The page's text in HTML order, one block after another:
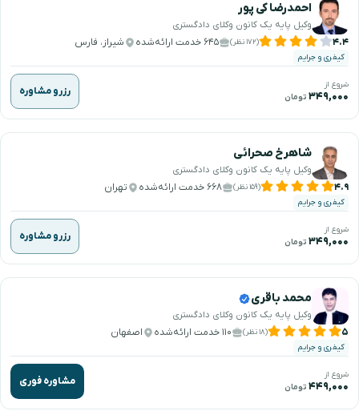
احمدرضا کی پور
وکیل پایه یک کانون وکلای دادگستری
۴.۴ (۱۷۲ نظر) ۶۴۵ خدمت ارائه‌شده شیراز، فارس
کیفری و جرایم
شروع از
۳۴۹,۰۰۰ تومان رزرو مشاوره
شاهرخ صحرائی
وکیل پایه یک کانون وکلای دادگستری
۴.۹ (۱۵۹ نظر) ۶۶۸ خدمت ارائه‌شده تهران
کیفری و جرایم
شروع از
۳۴۹,۰۰۰ تومان رزرو مشاوره
محمد باقری
وکیل پایه یک کانون وکلای دادگستری
۵ (۱۸ نظر) ۱۱۰ خدمت ارائه‌شده اصفهان
کیفری و جرایم
شروع از
۴۴۹,۰۰۰ تومان مشاوره فوری